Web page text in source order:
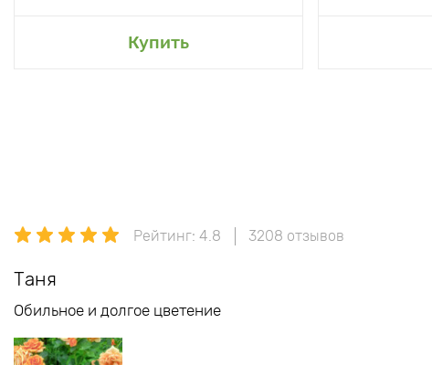
Купить
Рейтинг: 4.8 3208 отзывов
Таня
Обильное и долгое цветение